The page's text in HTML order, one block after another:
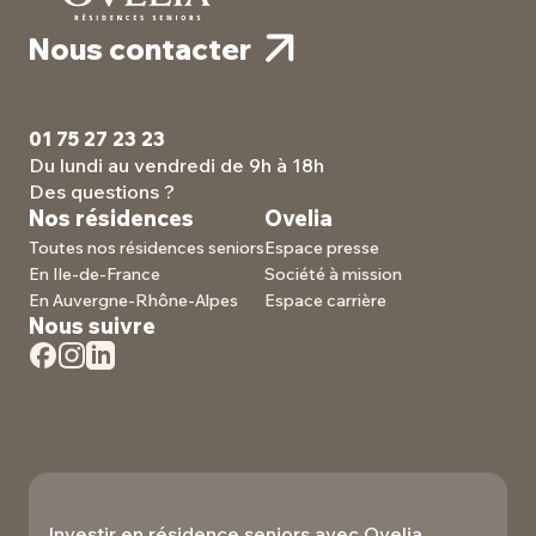
environnement personnalisé, où vous pouvez à la
fois profiter de votre intimité et de votre
appartement devient un vrai chez-vous, à la fois
pratique et à votre image.
incluse dans les provisions) et les services à la carte.
Nous contacter
01 75 27 23 23
Du lundi au vendredi de 9h à 18h
Des questions ?
Nos résidences
Toutes nos résidences seniors
En Ile-de-France
En Auvergne-Rhône-Alpes
Ovelia
Espace presse
Société à mission
Espace carrière
Nous suivre